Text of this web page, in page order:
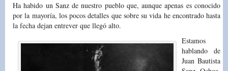
Ha habido un Sanz de nuestro pueblo que, aunque apenas es conocido
por la mayoría, los pocos detalles que sobre su vida he encontrado hasta
la fecha dejan entrever que llegó alto.
Estamos
hablando de
Juan Bautista